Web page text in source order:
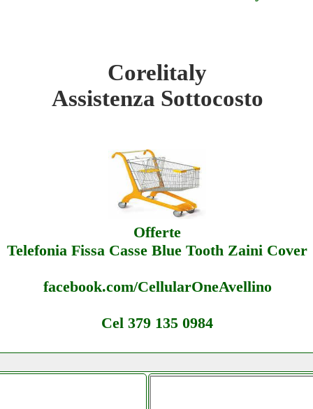
Corelitaly
Assistenza Sottocosto
Offerte
Telefonia Fissa Casse Blue Tooth Zaini Cover
facebook.com/CellularOneAvellino
Cel 379 135 0984